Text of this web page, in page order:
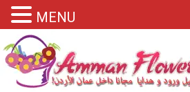
MENU